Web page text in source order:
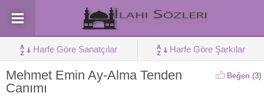
Harfe Göre Sanatçılar Harfe Göre Şarkılar
Mehmet Emin Ay-Alma Tenden
Canımı
Beğen (3)